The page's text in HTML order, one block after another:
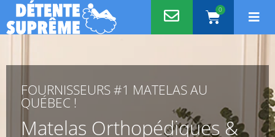
au
contenu
0
Panier
FOURNISSEURS #1 MATELAS AU
QUÉBEC !
Matelas Orthopédiques &